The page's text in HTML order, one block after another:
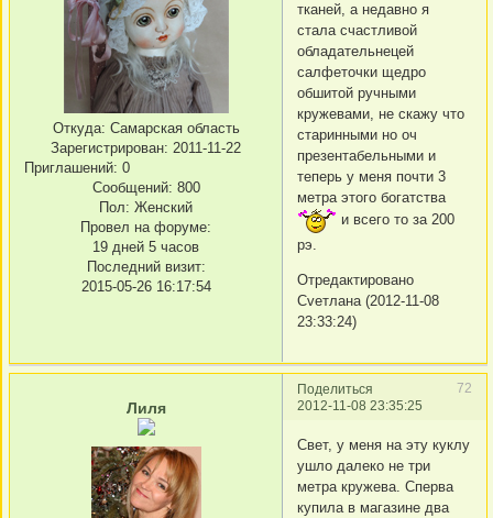
Откуда: Самарская область
Зарегистрирован: 2011-11-22
Приглашений: 0
Сообщений: 800
Пол: Женский
Провел на форуме:
19 дней 5 часов
Последний визит:
2015-05-26 16:17:54
тканей, а недавно я
стала счастливой
обладательнецей
салфеточки щедро
обшитой ручными
кружевами, не скажу что
старинными но оч
презентабельными и
теперь у меня почти 3
метра этого богатства
и всего то за 200
рэ.
Отредактировано
Сvетлана (2012-11-08
23:33:24)
Поделиться
72
2012-11-08 23:35:25
Лиля
Свет, у меня на эту куклу
ушло далеко не три
метра кружева. Сперва
купила в магазине два